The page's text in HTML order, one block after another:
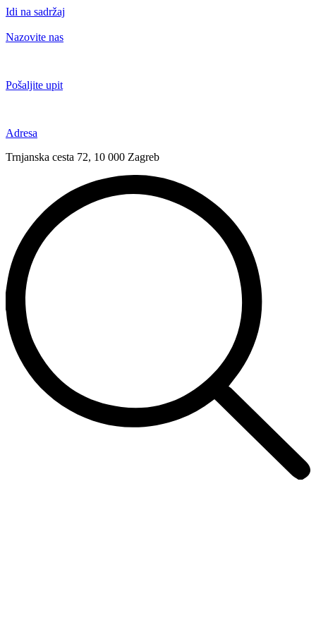
Idi na sadržaj
Nazovite nas
Pošaljite upit
Adresa
Trnjanska cesta 72, 10 000 Zagreb